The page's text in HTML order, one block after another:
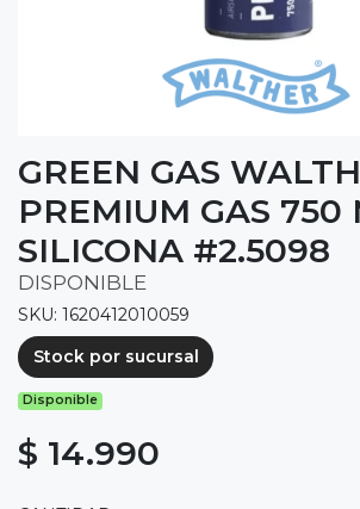
GREEN GAS
PREMIUM GAS 750
SILICONA #2.5098
DISPONIBLE
SKU: 1620412010059
Stock por sucursal
Disponible
$ 14.990